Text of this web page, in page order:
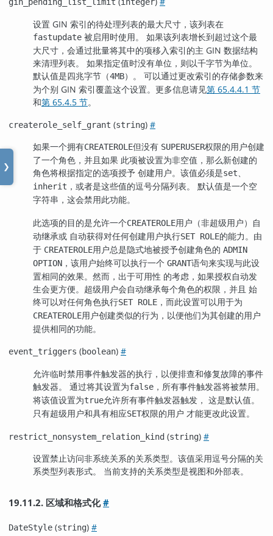
❯
设置 GIN 索引的待处理列表的最大尺寸，该列表在
fastupdate 被启用时使用。 如果该列表增长到超过这个最
大尺寸，会通过批量将其中的项移入索引的主 GIN 数据结构
来清理列表。 如果指定值时没有单位，则以千字节为单位。
默认值是四兆字节（4MB）。 可以通过更改索引的存储参数来
为个别 GIN 索引覆盖这个设置。更多信息请见第 65.4.4.1 节
和第 65.4.5 节。
createrole_self_grant (string) #
如果一个拥有CREATEROLE但没有 SUPERUSER权限的用户创建
了一个角色，并且如果 此项被设置为非空值，那么新创建的
角色将根据指定的选项授予 创建用户。该值必须是set、
inherit ，或者是这些值的逗号分隔列表。 默认值是一个空
字符串，这会禁用此功能。
此选项的目的是允许一个CREATEROLE用户（非超级用户）自
动继承或 自动获得对任何创建用户执行SET ROLE的能力。由
于 CREATEROLE用户总是隐式地被授予创建角色的 ADMIN
OPTION ，该用户始终可以执行一个 GRANT语句来实现与此设
置相同的效果。然而，出于可用性 的考虑，如果授权自动发
生会更方便。超级用户会自动继承每个角色的权限，并且 始
终可以对任何角色执行SET ROLE ，而此设置可以用于为
CREATEROLE用户创建类似的行为，以便他们为其创建的用户
提供相同的功能。
event_triggers (boolean) #
允许临时禁用事件触发器的执行，以便排查和修复故障的事件
触发器。 通过将其设置为false ，所有事件触发器将被禁用。
将该值设置为true允许所有事件触发器触发， 这是默认值。
只有超级用户和具有相应SET权限的用户 才能更改此设置。
restrict_nonsystem_relation_kind (string) #
设置禁止访问非系统关系的关系类型。该值采用逗号分隔的关
系类型列表形式。 当前支持的关系类型是视图和外部表。
19.11.2. 区域和格式化#
DateStyle (string) #